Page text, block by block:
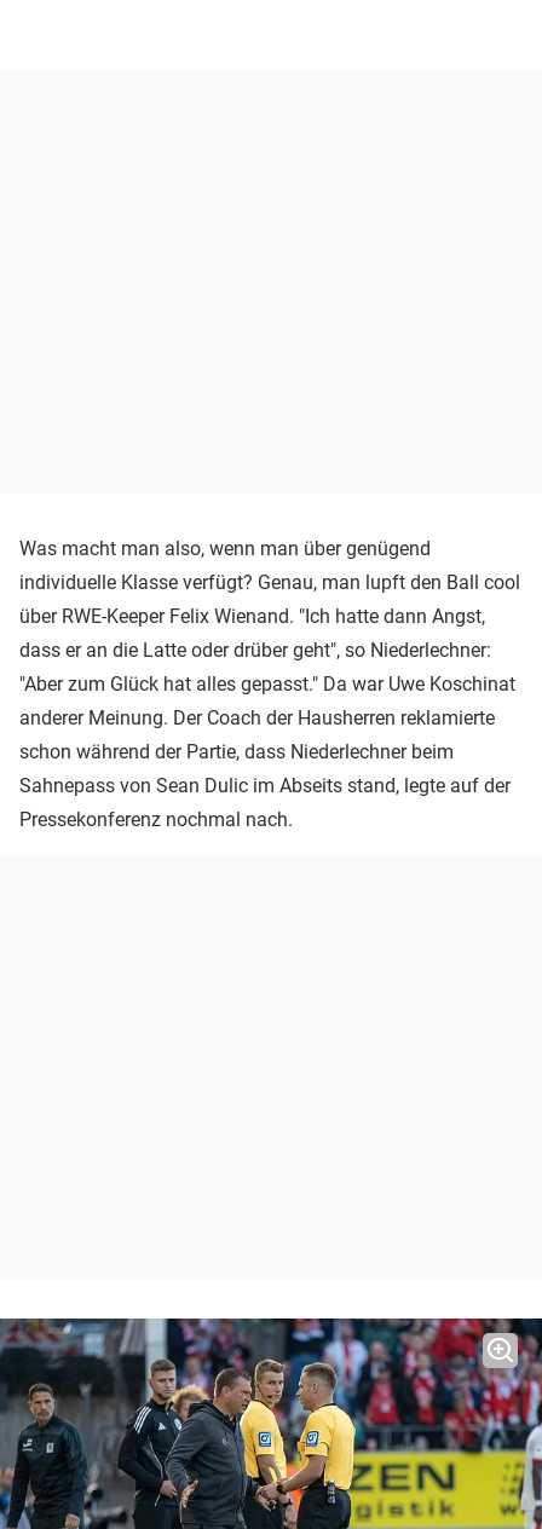
Was macht man also, wenn man über genügend
individuelle Klasse verfügt? Genau, man lupft den Ball cool
über RWE-Keeper Felix Wienand. "Ich hatte dann Angst,
dass er an die Latte oder drüber geht", so Niederlechner:
"Aber zum Glück hat alles gepasst." Da war Uwe Koschinat
anderer Meinung. Der Coach der Hausherren reklamierte
schon während der Partie, dass Niederlechner beim
Sahnepass von Sean Dulic im Abseits stand, legte auf der
Pressekonferenz nochmal nach.